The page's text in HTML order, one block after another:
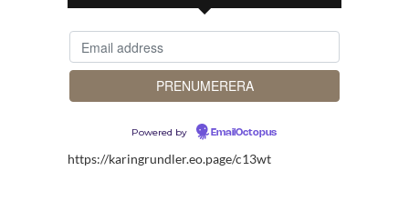
Powered by EmailOctopus
https://karingrundler.eo.page/c13wt